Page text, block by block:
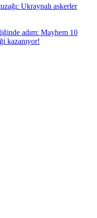
Ukraynalı askerler
adım: Mayhem 10
kazanıyor!